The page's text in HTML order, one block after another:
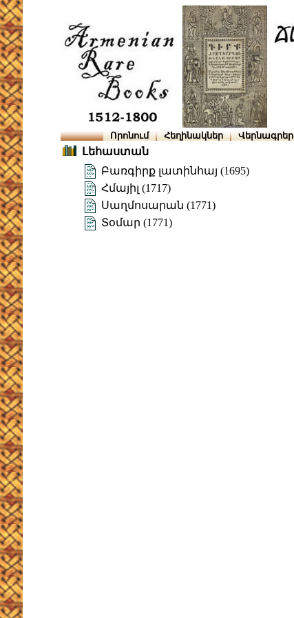
Որոնում Հեղինակներ Վերնագրեր
Լեհաստան
Բառգիրք լատինհայ (1695)
Հմայիլ (1717)
Սաղմոսարան (1771)
Տօմար (1771)